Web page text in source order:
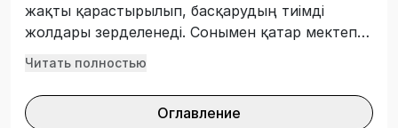
жақты қарастырылып, басқарудың тиімді
жолдары зeрдeлeнeді. Сонымен қатар мектепке
дейінгі білім беруді басқарудың теориясы мен
«Мектепке дейінгі білім беруді басқару» пәнін
оқитын колледж студенттеріне ұсынылады.
Читать полностью
Оглавление